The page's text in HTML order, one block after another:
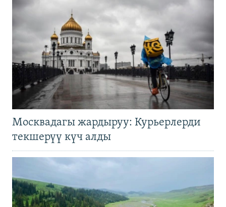
Москвадагы жардыруу: Курьерлерди
текшерүү күч алды